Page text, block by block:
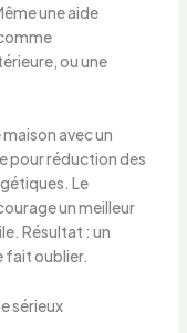
une aide
ou une
avec un
pour réduction des
Le
un meilleur
Résultat : un
fait oublier.
sérieux